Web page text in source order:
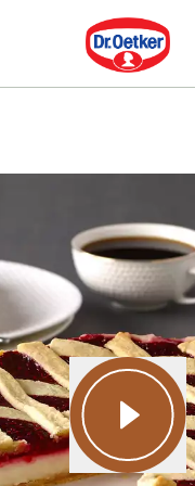
Dr. Oetker